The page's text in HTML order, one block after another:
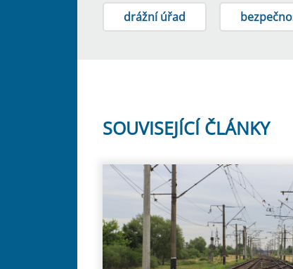
drážní úřad
SOUVISEJÍCÍ ČLÁNKY